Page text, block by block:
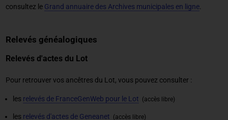
consultez le Grand annuaire des Archives municipales en ligne.
Relevés généalogiques
Relevés d'actes du Lot
Pour retrouver vos ancêtres du Lot, vous pouvez consulter :
les relevés de FranceGenWeb pour le Lot (accès libre)
les relevés d'actes de Geneanet (accès libre)